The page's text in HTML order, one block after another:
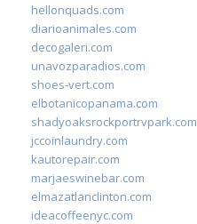
hellonquads.com
diarioanimales.com
decogaleri.com
unavozparadios.com
shoes-vert.com
elbotanicopanama.com
shadyoaksrockportrvpark.com
jccoinlaundry.com
kautorepair.com
marjaeswinebar.com
elmazatlanclinton.com
ideacoffeenyc.com